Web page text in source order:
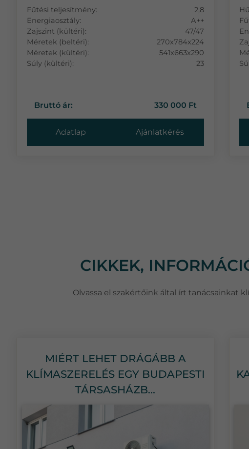
Fűtési teljesítmény:
2,8
Energiaosztály:
A++
Zajszint (kültéri):
47/47
Méretek (beltéri):
270x784x224
Méretek (kültéri):
541x663x290
Súly (kültéri):
23
Bruttó ár: 330 000 Ft
Adatlap Ajánlatkérés
CIKKEK,
Olvassa el szakértőink által írt tanácsainkat
MIÉRT LEHET DRÁGÁBB A
KLÍMASZERELÉS EGY BUDAPESTI
TÁRSASHÁZB...